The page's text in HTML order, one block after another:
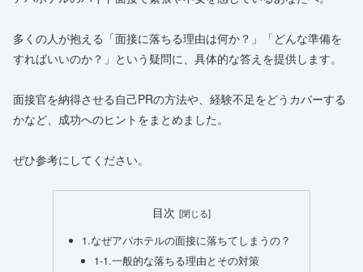
多くの人が抱える「面接に落ちる理由は何か？」「どんな準備を
すればいいのか？」という疑問に、具体的な答えを提供します。
面接官を納得させる自己PRの方法や、経験不足をどうカバーする
かなど、成功へのヒントをまとめました。
ぜひ参考にしてください。
目次
1.なぜアパホテルの面接に落ちてしまうの？
1-1.一般的な落ちる理由とその対策